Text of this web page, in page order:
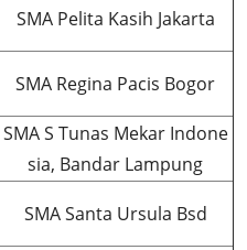
SMA Pelita Kasih Jakarta
SMA Regina Pacis Bogor
SMA S Tunas Mekar Indone
sia, Bandar Lampung
SMA Santa Ursula Bsd